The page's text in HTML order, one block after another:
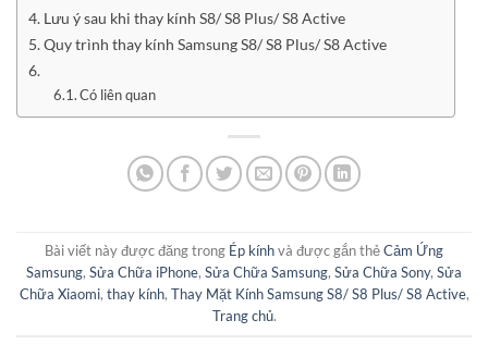
Lưu ý sau khi thay kính S8/ S8 Plus/ S8 Active
Quy trình thay kính Samsung S8/ S8 Plus/ S8 Active
Có liên quan
Bài viết này được đăng trong Ép kínhvà được gắn thẻCảm Ứng
Samsung, Sửa Chữa iPhone, Sửa Chữa Samsung, Sửa Chữa Sony, Sửa
Chữa Xiaomi, thay kính, Thay Mặt Kính Samsung S8/ S8 Plus/ S8 Active,
Trang chủ.